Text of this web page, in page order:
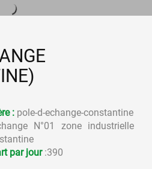
: pole-d-echange-constantine
N°01 zone industrielle
par jour:390